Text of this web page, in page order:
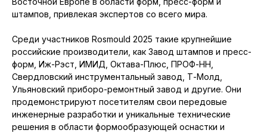
штампов, привлекая экспертов со всего мира.
Среди участников Rosmould 2025 такие крупнейшие
российские производители, как Завод штампов и пресс-
форм, Иж-Рэст, ИМИД, Октава-Плюс, ПРОФ-НН,
Свердловский инструментальный завод, Т-Молд,
Ульяновский приборо-ремонтный завод и другие. Они
продемонстрируют посетителям свои передовые
инженерные разработки и уникальные технические
решения в области формообразующей оснастки и